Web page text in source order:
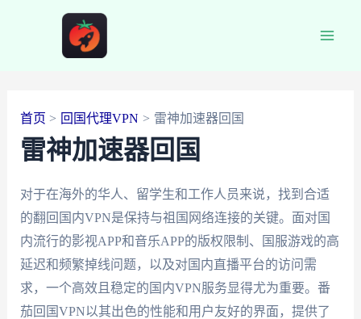
首页 回国代理VPN 雷神加速器回国
雷神加速器回国
对于在海外的华人、留学生和工作人员来说，找到合适
的翻回国内VPN是保持与祖国网络连接的关键。面对国
内流行的影视APP和音乐APP的版权限制、国服游戏的高
延迟和频繁掉线问题，以及对国内直播平台的访问需
求，一个高效且稳定的国内VPN服务显得尤为重要。番
茄回国VPN以其出色的性能和用户友好的界面，提供了